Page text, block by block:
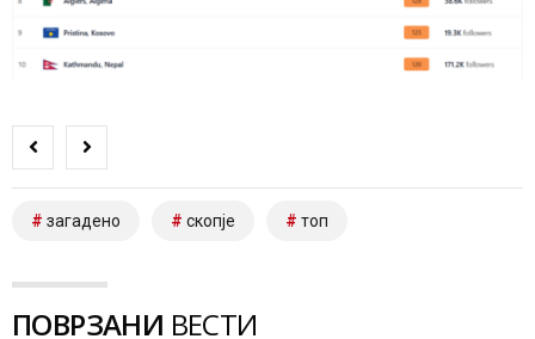
загадено скопје топ
ПОВРЗАНИ ВЕСТИ